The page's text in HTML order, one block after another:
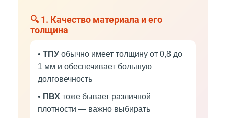
🔍 1. Качество материала и его
толщина
• ТПУ обычно имеет толщину от 0,8 до
1 мм и обеспечивает большую
долговечность
• ПВХ тоже бывает различной
плотности — важно выбирать